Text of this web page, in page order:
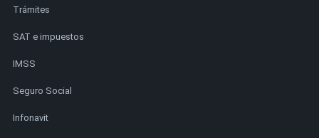
Trámites
SAT e impuestos
IMSS
Seguro Social
Infonavit